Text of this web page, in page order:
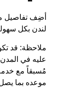
أضِف تفاصيل
لندن بكل
ملاحظة: قد
عليه في